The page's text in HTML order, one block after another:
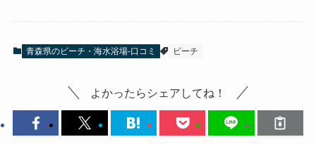
青森県のビーチ・海水浴場-口コミ ビーチ
よかったらシェアしてね！